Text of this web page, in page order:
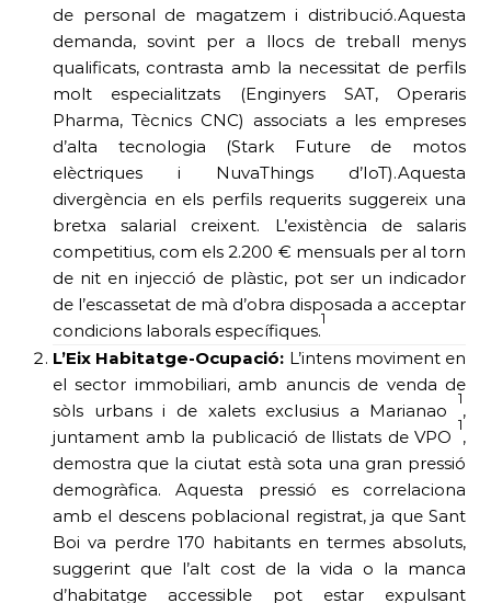
de personal de magatzem i distribució.Aquesta
demanda, sovint per a llocs de treball menys
qualificats, contrasta amb la necessitat de perfils
molt especialitzats (Enginyers SAT, Operaris
Pharma, Tècnics CNC) associats a les empreses
d’alta tecnologia (Stark Future de motos
elèctriques i NuvaThings d’IoT).Aquesta
divergència en els perfils requerits suggereix una
bretxa salarial creixent. L’existència de salaris
competitius, com els 2.200 € mensuals per al torn
de nit en injecció de plàstic, pot ser un indicador
de l’escassetat de mà d’obra disposada a acceptar
condicions laborals específiques.
1
L’Eix Habitatge-Ocupació: L’intens moviment en
el sector immobiliari, amb anuncis de venda de
sòls urbans i de xalets exclusius a Marianao
1
,
juntament amb la publicació de llistats de VPO
1
,
demostra que la ciutat està sota una gran pressió
demogràfica. Aquesta pressió es correlaciona
amb el descens poblacional registrat, ja que Sant
Boi va perdre 170 habitants en termes absoluts,
suggerint que l’alt cost de la vida o la manca
d’habitatge accessible pot estar expulsant